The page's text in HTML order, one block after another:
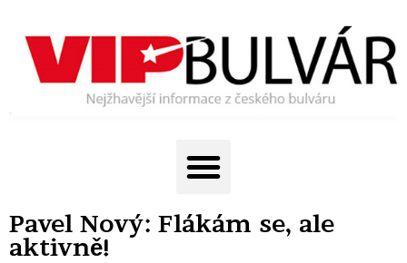
Pavel Nový: Flákám se, ale
aktivně!